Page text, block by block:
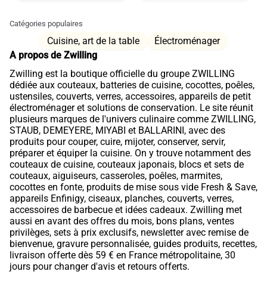
Catégories populaires
Cuisine, art de la table
Électroménager
A propos de Zwilling
Zwilling est la boutique officielle du groupe ZWILLING
dédiée aux couteaux, batteries de cuisine, cocottes, poêles,
ustensiles, couverts, verres, accessoires, appareils de petit
électroménager et solutions de conservation. Le site réunit
plusieurs marques de l'univers culinaire comme ZWILLING,
STAUB, DEMEYERE, MIYABI et BALLARINI, avec des
produits pour couper, cuire, mijoter, conserver, servir,
préparer et équiper la cuisine. On y trouve notamment des
couteaux de cuisine, couteaux japonais, blocs et sets de
couteaux, aiguiseurs, casseroles, poêles, marmites,
cocottes en fonte, produits de mise sous vide Fresh & Save,
appareils Enfinigy, ciseaux, planches, couverts, verres,
accessoires de barbecue et idées cadeaux. Zwilling met
aussi en avant des offres du mois, bons plans, ventes
privilèges, sets à prix exclusifs, newsletter avec remise de
bienvenue, gravure personnalisée, guides produits, recettes,
livraison offerte dès 59 € en France métropolitaine, 30
jours pour changer d'avis et retours offerts.